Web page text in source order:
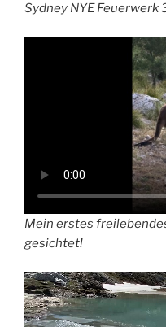
Sydney NYE Feuerwerk
Mein erstes
gesichtet!